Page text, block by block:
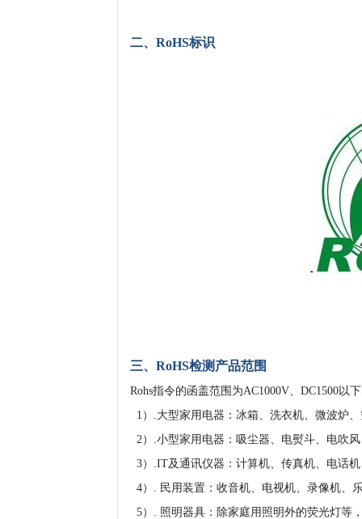
二、RoHS标识
三、RoHS检测产品范围
Rohs指令的函盖范围为AC1000V、DC1500以
1）.大型家用电器：冰箱、洗衣机、微波炉
2）.小型家用电器：吸尘器、电熨斗、电吹
3）.IT及通讯仪器：计算机、传真机、电话
4）. 民用装置：收音机、电视机、录像机、
5）. 照明器具：除家庭用照明外的荧光灯等